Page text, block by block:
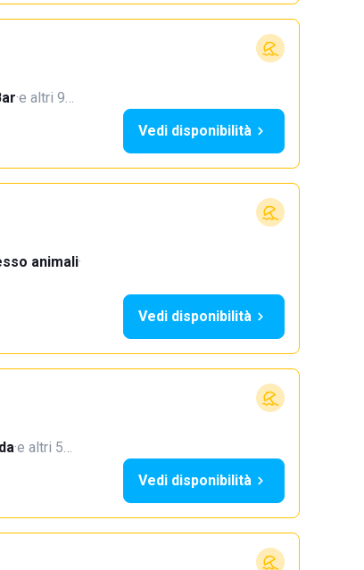
·e altri 9…
Vedi disponibilità
animali·
Vedi disponibilità
·e altri 5…
Vedi disponibilità